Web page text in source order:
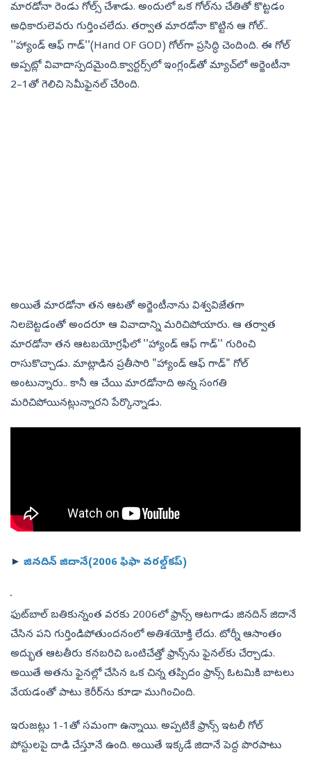
మారడోనా రెండు గోల్స్‌ చేశాడు. అందులో ఒక గోల్‌ను చేతితో కొట్టడం
అధికారులెవరు గుర్తించలేదు. తర్వాత మారడోనా కొట్టిన ఆ గోల్‌..
''హ్యాండ్‌ ఆఫ్‌ గాడ్‌''(Hand OF GOD) గోల్‌గా ప్రసిద్ధి చెందింది. ఈ గోల్‌
అప్పట్లో వివాదాస్పదమైంది.క్వార్టర్స్‌లో ఇంగ్లండ్‌తో మ్యాచ్‌లో అర్జెంటీనా
2–1తో గెలిచి సెమీఫైనల్‌ చేరింది.
అయితే మారడోనా తన ఆటతో అర్జెంటీనాను విశ్వవిజేతగా
నిలబెట్టడంతో అందరూ ఆ వివాదాన్ని మరిచిపోయారు. ఆ తర్వాత
మారడోనా తన ఆటబయోగ్రఫీలో ''హ్యాండ్‌ ఆఫ్‌ గాడ్‌'' గురించి
రాసుకొచ్చాడు. మాట్లాడిన ప్రతీసారి "హ్యాండ్‌ ఆఫ్‌ గాడ్‌" గోల్‌
అంటున్నారు.. కానీ ఆ చేయి మారడోనాది అన్న సంగతి
మరిచిపోయినట్లున్నారని పేర్కొన్నాడు.
► జినదిన్‌ జిదానే(2006 ఫిఫా వరల్డ్‌కప్‌)
ఫుట్‌బాల్‌ బతికున్నంత వరకు 2006లో ఫ్రాన్స్‌ ఆటగాడు జినదిన్‌ జిదానే
చేసిన పని గుర్తిండిపోతుందనంలో అతిశయోక్తి లేదు. టోర్నీ ఆసాంతం
అద్భుత ఆటతీరు కనబరిచి ఒంటిచేత్తో ఫ్రాన్స్‌ను ఫైనల్‌కు చేర్చాడు.
అయితే అతను ఫైనల్లో చేసిన ఒక చిన్న తప్పిదం ఫ్రాన్స్‌ ఓటమికి బాటలు
వేయడంతో పాటు కెరీర్‌ను కూడా ముగించింది.
ఇరుజట్లు 1-1తో సమంగా ఉన్నాయి. అప్పటికే ఫ్రాన్స్‌ ఇటలీ గోల్‌
పోస్టులపై దాడి చేస్తూనే ఉంది. అయితే ఇక్కడే జిదానే పెద్ద పొరపాటు